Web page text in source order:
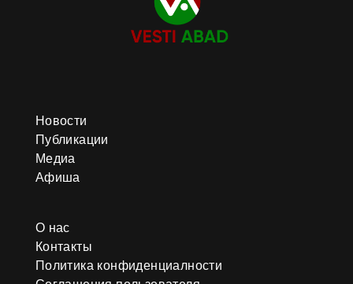
Новости
Публикации
Медиа
Афиша
О нас
Контакты
Политика конфиденциалности